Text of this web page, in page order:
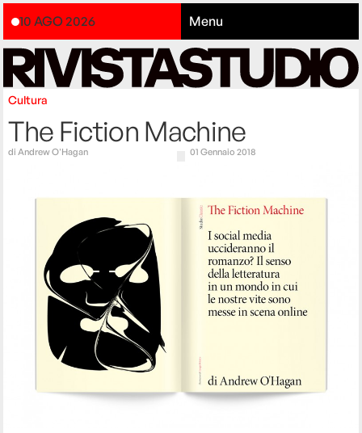
10 AGO 2026 Menu
Cultura
The Fiction Machine
diAndrew O'Hagan 01 Gennaio 2018